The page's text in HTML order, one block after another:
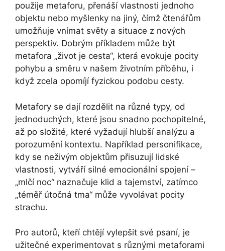
použije metaforu, přenáší vlastnosti jednoho
objektu nebo myšlenky na jiný, čímž čtenářům
umožňuje vnímat světy a situace z nových
perspektiv. Dobrým příkladem může být
metafora „život je cesta“, která evokuje pocity
pohybu a směru v našem životním příběhu, i
když zcela opomíjí fyzickou podobu cesty.
Metafory se dají rozdělit na různé typy, od
jednoduchých, které jsou snadno pochopitelné,
až po složité, které vyžadují hlubší analýzu a
porozumění kontextu. Například personifikace,
kdy se neživým objektům přisuzují lidské
vlastnosti, vytváří silné emocionální spojení –
„mlčí noc“ naznačuje klid a tajemství, zatímco
„téměř útočná tma“ může vyvolávat pocity
strachu.
Pro autorů, kteří chtějí vylepšit své psaní, je
užitečné experimentovat s různými metaforami